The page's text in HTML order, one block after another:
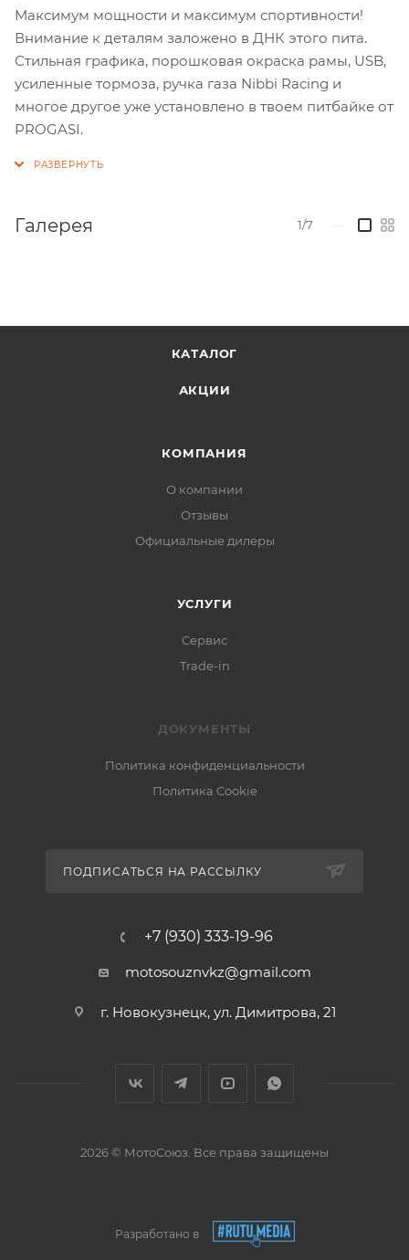
Максимум мощности и максимум спортивности!
Внимание к деталям заложено в ДНК этого пита.
Стильная графика, порошковая окраска рамы, USB,
усиленные тормоза, ручка газа Nibbi Racing и
многое другое уже установлено в твоем питбайке от
PROGASI.
Галерея 1/7
КАТАЛОГ
АКЦИИ
КОМПАНИЯ
О компании
Отзывы
Официальные дилеры
УСЛУГИ
Сервис
Trade-in
ДОКУМЕНТЫ
Политика конфиденциальности
Политика Cookie
ПОДПИСАТЬСЯ НА РАССЫЛКУ
+7 (930) 333-19-96
motosouznvkz@gmail.com
г. Новокузнецк, ул. Димитрова, 21
2026 © МотоСоюз. Все права защищены
Разработано в